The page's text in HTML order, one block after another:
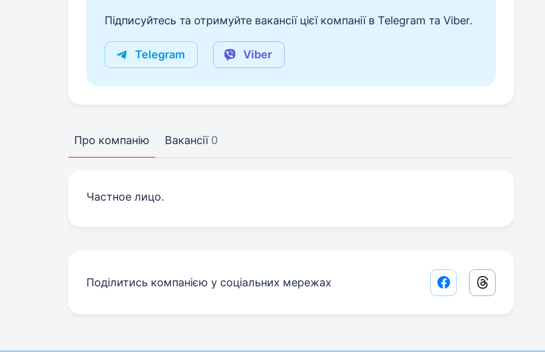
Підписуйтесь та отримуйте вакансії цієї компанії в Telegram та Viber.
Telegram Viber
Про компанію Вакансії 0
Частное лицо.
Поділитись компанією у соціальних мережах Facebook share link
Threads